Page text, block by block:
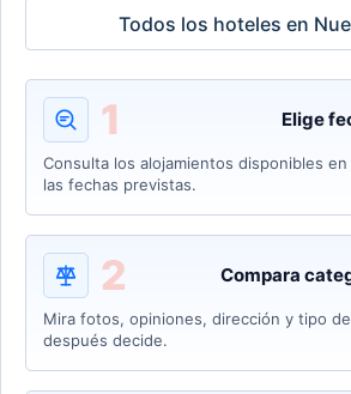
Todos los hoteles en
1 Elige
Consulta los alojamientos disponibles
las fechas previstas.
2 Compara
Mira fotos, opiniones, dirección y tipo
después decide.